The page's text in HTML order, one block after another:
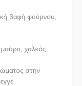
βαφή φούρνου,
χαλκός,
στην